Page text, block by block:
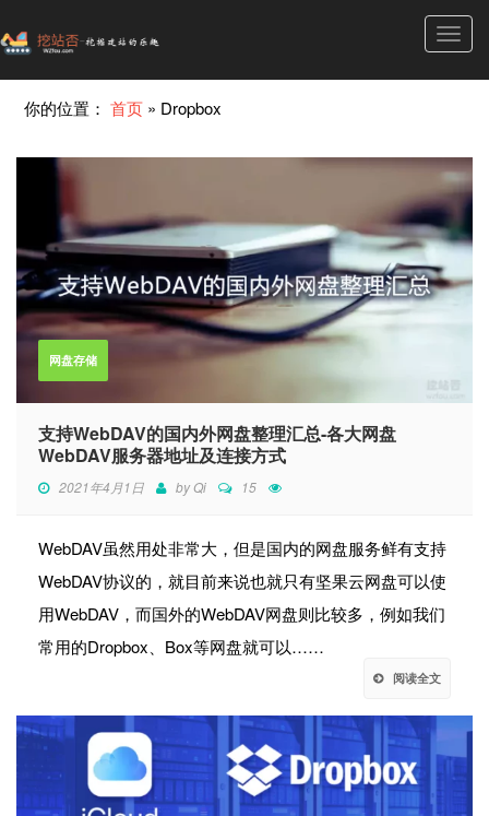
你的位置：首页 » Dropbox
网盘存储
支持WebDAV的国内外网盘整理汇总-各大网盘
WebDAV服务器地址及连接方式
2021年4月1日 byQi 15
WebDAV虽然用处非常大，但是国内的网盘服务鲜有支持
WebDAV协议的，就目前来说也就只有坚果云网盘可以使
用WebDAV，而国外的WebDAV网盘则比较多，例如我们
常用的Dropbox、Box等网盘就可以……
阅读全文